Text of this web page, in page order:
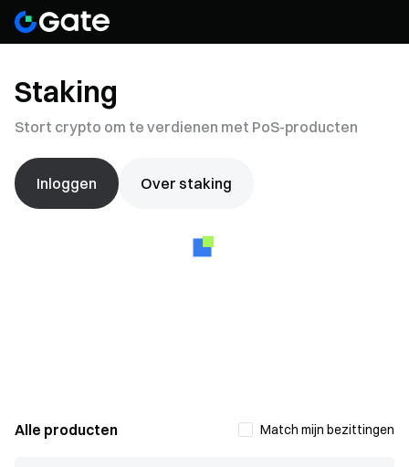
Staking
Stort crypto om te verdienen met PoS-producten
Inloggen Over staking
Alle producten Match mijn bezittingen